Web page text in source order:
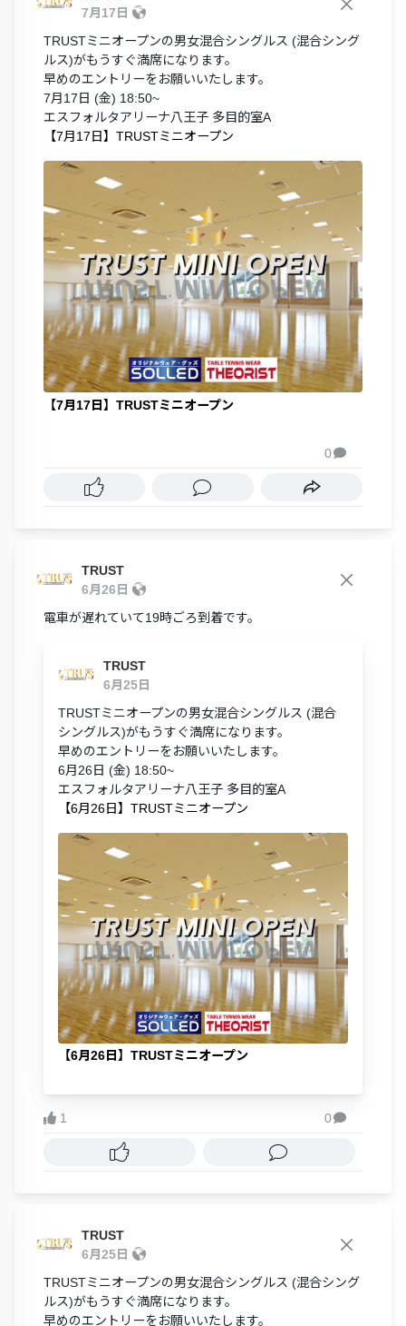
7月17日
TRUSTミニオープンの男女混合シングルス (混合シング
ルス)がもうすぐ満席になります。
早めのエントリーをお願いいたします。
7月17日 (金) 18:50~
エスフォルタアリーナ八王子 多目的室A
【7月17日】TRUSTミニオープン
【7月17日】TRUSTミニオープン
0
TRUST
6月26日
電車が遅れていて19時ごろ到着です。
TRUST
6月25日
TRUSTミニオープンの男女混合シングルス (混合
シングルス)がもうすぐ満席になります。
早めのエントリーをお願いいたします。
6月26日 (金) 18:50~
エスフォルタアリーナ八王子 多目的室A
【6月26日】TRUSTミニオープン
【6月26日】TRUSTミニオープン
1 0
TRUST
6月25日
TRUSTミニオープンの男女混合シングルス (混合シング
ルス)がもうすぐ満席になります。
早めのエントリーをお願いいたします。